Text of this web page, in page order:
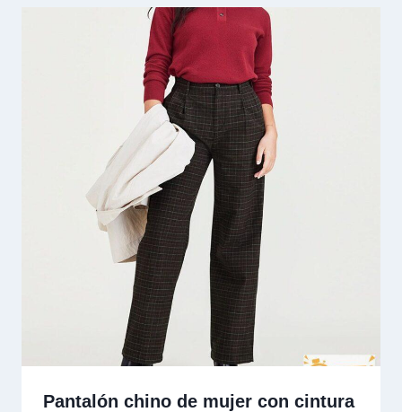
Pantalón chino de mujer con cintura